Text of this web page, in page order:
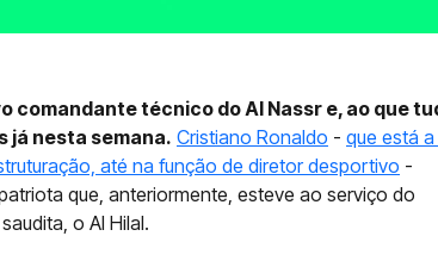
comandante técnico do Al Nassr e, ao que
já nesta semana. Cristiano Ronaldo - que está
até na função de diretor desportivo -
que, anteriormente, esteve ao serviço do
o Al Hilal.